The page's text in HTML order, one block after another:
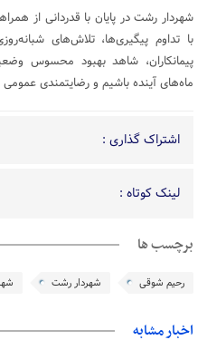
شهردار رشت در پایان با قدردانی از
با تداوم پیگیری‌ها، تلاش‌های
پیمانکاران، شاهد بهبود محسوس
ماه‌های آینده باشیم و رضایتمندی عمومی
اشتراک گذاری :
لینک کوتاه :
برچسب ها
رحیم شوقی شهردار رشت
اخبار مشابه